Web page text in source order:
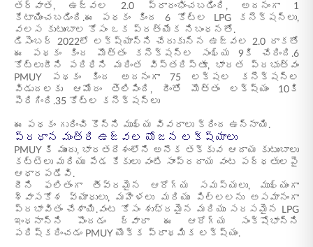
తర్వాత, ఉజ్వల 2.0 ప్రారంభించబడింది, అదనంగా 1
కేటాయించబడింది.ఈ పథకం కింద 6 కోట్ల LPG కనెక్షన్లు,
వలస కుటుంబాల కోసం ఒక ప్రత్యేక నిబంధనతో.
డిసెంబర్ 2022లో లక్ష్యాన్ని చేరుకున్న ఉజ్వల 2.0 రాకతో
ఈ పథకం కింద మొత్తం కనెక్షన్ల సంఖ్య 9కి చేరింది.6
కోట్లుదీని పరిధిని మరింత విస్తరిస్తూ, భారత ప్రభుత్వం
PMUY పథకం కింద అదనంగా 75 లక్షల కనెక్షన్ల
విడుదలకు ఆమోదం తెలిపింది, దీంతో మొత్తం లక్ష్యం 10కి
పెరిగింది.35 కోట్ల కనెక్షన్‌లు
ఈ పథకం గురించి కొన్ని ముఖ్య వివరాలు క్రింద ఉన్నాయి.
ప్రధాన మంత్రి ఉజ్వల యోజన లక్ష్యాలు
PMUY కి ముందు, భారతదేశంలోని అనేక తక్కువ ఆదాయ కుటుంబాలు
కట్టెలు మరియు పేడ కేకులు వంటి సాంప్రదాయ వంట పద్ధతులపై
ఆధారపడేవి.
దీని ఫలితంగా తీవ్రమైన ఆరోగ్య సమస్యలు, ముఖ్యంగా
శ్వాసకోశ వ్యాధులు, మహిళలు మరియు పిల్లలను అసమానంగా
ప్రభావితం చేశాయి.వంట కోసం శుభ్రమైన మరియు సరసమైన LPG
ఇంధనాన్ని పొందడం ద్వారా ఈ ఆరోగ్య సంక్షోభాన్ని
పరిష్కరించడం PMUY యొక్క ప్రాథమిక లక్ష్యం.